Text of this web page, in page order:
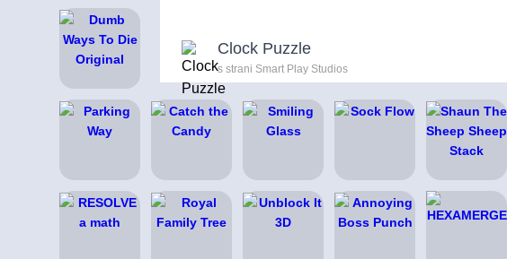
Clock Puzzle
s strani Smart Play Studios